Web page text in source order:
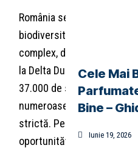
Cele Mai
Bine –
Iunie 19, 2026
România se bucură de una
biodiversități din Europa,
complex, divers și intens
la Delta Dunării, țara
37.000 de specii de
numeroase sunt
strictă. Pentru iubitorii de
oportunități extraordinare